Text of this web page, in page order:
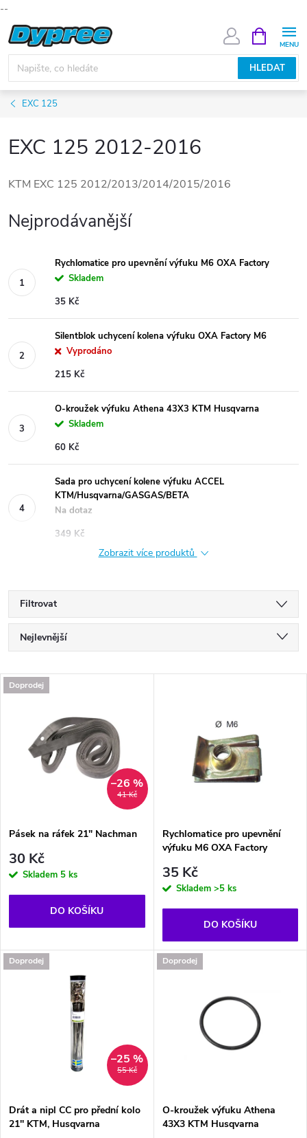
--
Přejít
na
obsah
HLEDAT
NÁKUPNÍ
KOŠÍK
EXC 125
EXC 125 2012-2016
KTM EXC 125 2012/2013/2014/2015/2016
Nejprodávanější
Rychlomatice pro upevnění výfuku M6 OXA Factory
Skladem
35 Kč
Silentblok uchycení kolena výfuku OXA Factory M6
Vyprodáno
215 Kč
O-kroužek výfuku Athena 43X3 KTM Husqvarna
Skladem
60 Kč
Sada pro uchycení kolene výfuku ACCEL
KTM/Husqvarna/GASGAS/BETA
Na dotaz
349 Kč
Zobrazit více produktů
Filtrovat
Ř
a
p
r
d
Nejlevnější
Nejprodávanější
Abecedně
V
s
p
r
o
d
ů
Doprodej
41 Kč
–26 %
Pásek na ráfek 21" Nachman
30 Kč
Skladem 5 ks
DO KOŠÍKU
Rychlomatice pro upevnění
výfuku M6 OXA Factory
35 Kč
Skladem >5 ks
DO KOŠÍKU
Doprodej
55 Kč
–25 %
Drát a nipl CC pro přední kolo
21'' KTM, Husqvarna
Doprodej
O-kroužek výfuku Athena
43X3 KTM Husqvarna